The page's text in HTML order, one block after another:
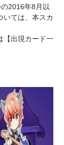
2016年8月以
いては、本スカ
【出現カード一